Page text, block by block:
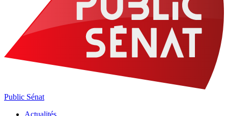
Public Sénat